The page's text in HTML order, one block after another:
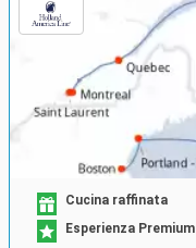
Cucina raffinata
Esperienza Premium